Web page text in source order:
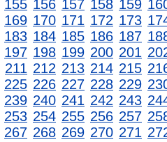
155 156 157 158 159
169 170 171 172 173
183 184 185 186 187
197 198 199 200 201
211 212 213 214 215
225 226 227 228 229
239 240 241 242 243
253 254 255 256 257
267 268 269 270 271